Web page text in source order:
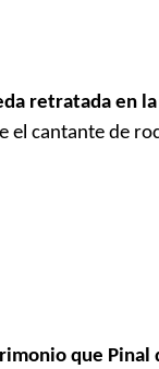
retratada en
el cantante de
que